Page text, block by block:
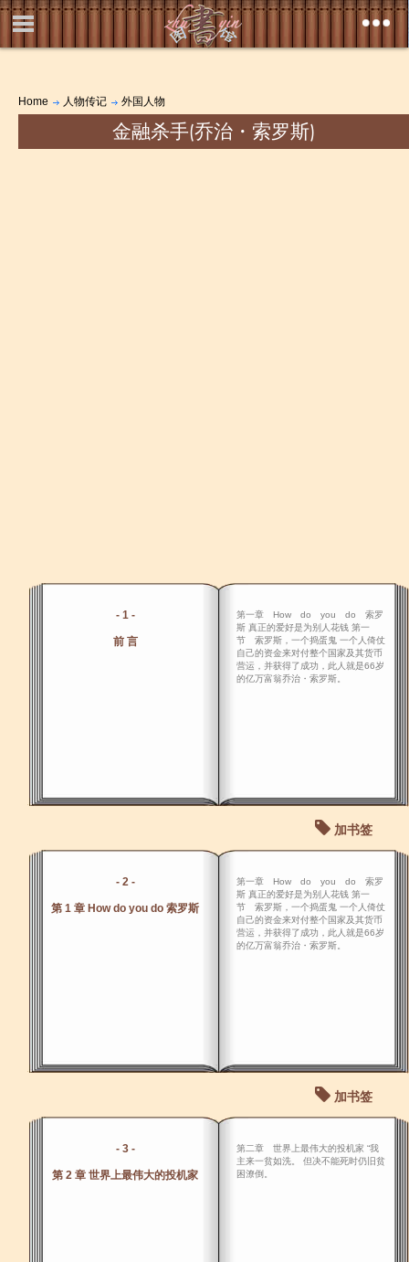
Home 人物传记 外国人物
金融杀手(乔治・索罗斯)
- 1 -
前 言
第一章 How do you do 索罗
斯 真正的爱好是为别人花钱 第一
节 索罗斯，一个捣蛋鬼 一个人倚仗
自己的资金来对付整个国家及其货币
营运，并获得了成功，此人就是66岁
的亿万富翁乔治・索罗斯。
加书签
- 2 -
第 1 章 How do you do 索罗斯
第一章 How do you do 索罗
斯 真正的爱好是为别人花钱 第一
节 索罗斯，一个捣蛋鬼 一个人倚仗
自己的资金来对付整个国家及其货币
营运，并获得了成功，此人就是66岁
的亿万富翁乔治・索罗斯。
加书签
- 3 -
第 2 章 世界上最伟大的投机家
第二章 世界上最伟大的投机家 “我
主来一贫如洗。 但决不能死时仍旧贫
困潦倒。